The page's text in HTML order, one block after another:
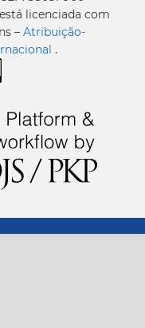
está licenciada com
– Atribuição-
.